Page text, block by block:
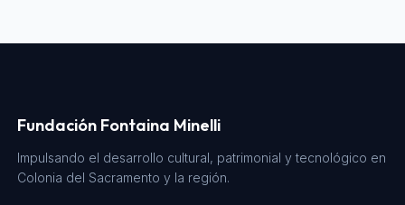
Fundación Fontaina Minelli
Impulsando el desarrollo cultural, patrimonial y tecnológico en
Colonia del Sacramento y la región.